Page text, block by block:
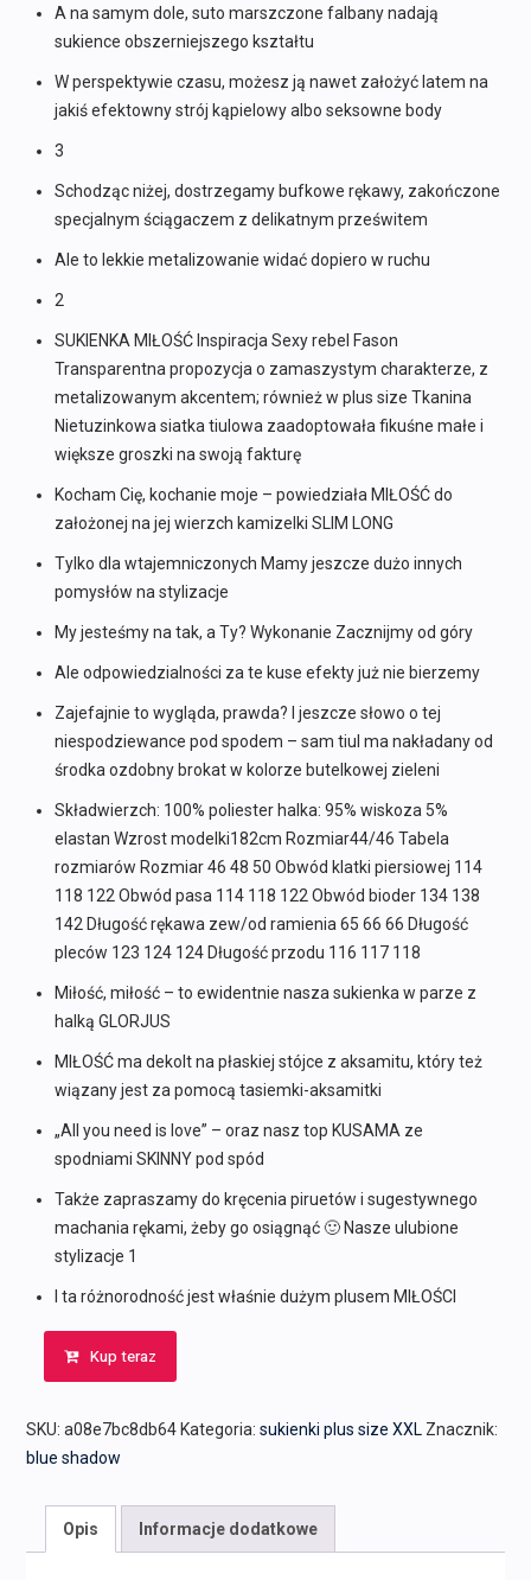
A na samym dole, suto marszczone falbany nadają
sukience obszerniejszego kształtu
W perspektywie czasu, możesz ją nawet założyć latem na
jakiś efektowny strój kąpielowy albo seksowne body
3
Schodząc niżej, dostrzegamy bufkowe rękawy, zakończone
specjalnym ściągaczem z delikatnym prześwitem
Ale to lekkie metalizowanie widać dopiero w ruchu
2
SUKIENKA MIŁOŚĆ Inspiracja Sexy rebel Fason
Transparentna propozycja o zamaszystym charakterze, z
metalizowanym akcentem; również w plus size Tkanina
Nietuzinkowa siatka tiulowa zaadoptowała fikuśne małe i
większe groszki na swoją fakturę
Kocham Cię, kochanie moje – powiedziała MIŁOŚĆ do
założonej na jej wierzch kamizelki SLIM LONG
Tylko dla wtajemniczonych Mamy jeszcze dużo innych
pomysłów na stylizacje
My jesteśmy na tak, a Ty? Wykonanie Zacznijmy od góry
Ale odpowiedzialności za te kuse efekty już nie bierzemy
Zajefajnie to wygląda, prawda? I jeszcze słowo o tej
niespodziewance pod spodem – sam tiul ma nakładany od
środka ozdobny brokat w kolorze butelkowej zieleni
Składwierzch: 100% poliester halka: 95% wiskoza 5%
elastan Wzrost modelki182cm Rozmiar44/46 Tabela
rozmiarów Rozmiar 46 48 50 Obwód klatki piersiowej 114
118 122 Obwód pasa 114 118 122 Obwód bioder 134 138
142 Długość rękawa zew/od ramienia 65 66 66 Długość
pleców 123 124 124 Długość przodu 116 117 118
Miłość, miłość – to ewidentnie nasza sukienka w parze z
halką GLORJUS
MIŁOŚĆ ma dekolt na płaskiej stójce z aksamitu, który też
wiązany jest za pomocą tasiemki-aksamitki
„All you need is love” – oraz nasz top KUSAMA ze
spodniami SKINNY pod spód
Także zapraszamy do kręcenia piruetów i sugestywnego
machania rękami, żeby go osiągnąć 🙂 Nasze ulubione
stylizacje 1
I ta różnorodność jest właśnie dużym plusem MIŁOŚCI
Kup teraz
SKU: a08e7bc8db64 Kategoria: sukienki plus size XXL Znacznik:
blue shadow
Opis Informacje dodatkowe